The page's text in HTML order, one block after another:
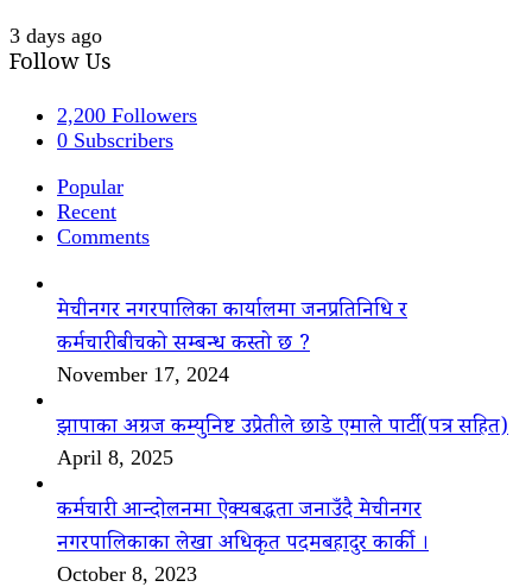
3 days ago
Follow Us
2,200 Followers
0 Subscribers
Popular
Recent
Comments
मेचीनगर नगरपालिका कार्यालमा जनप्रतिनिधि र
कर्मचारीबीचको सम्बन्ध कस्तो छ ?
November 17, 2024
झापाका अग्रज कम्युनिष्ट उप्रेतीले छाडे एमाले पार्टी(पत्र सहित)
April 8, 2025
कर्मचारी आन्दोलनमा ऐक्यबद्धता जनाउँदै मेचीनगर
नगरपालिकाका लेखा अधिकृत पदमबहादुर कार्की ।
October 8, 2023